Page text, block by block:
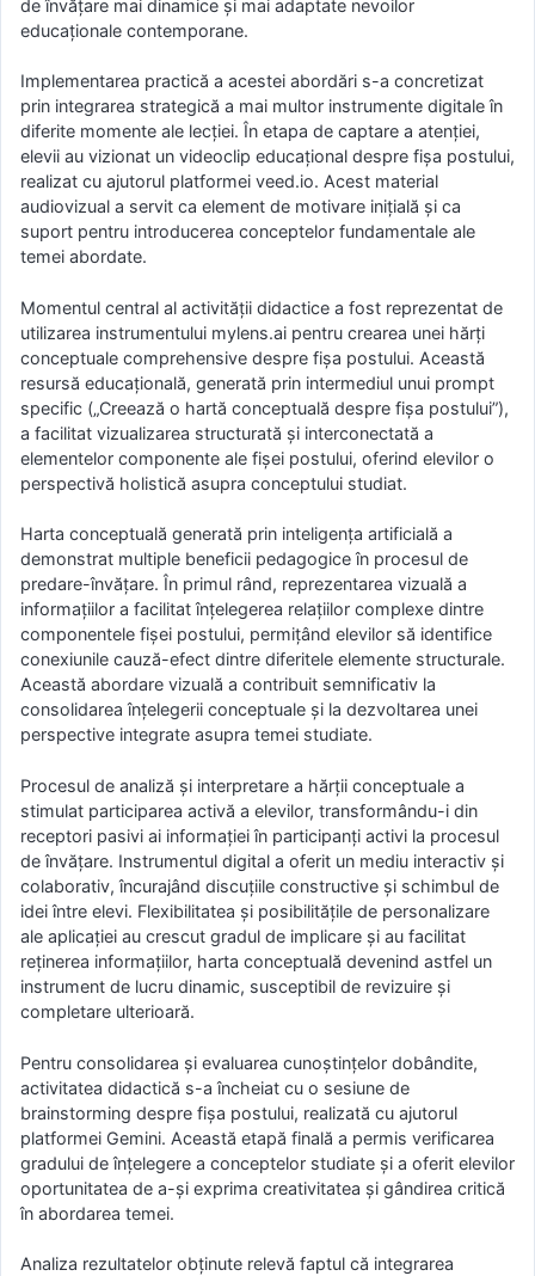
de învățare mai dinamice și mai adaptate nevoilor
educaționale contemporane.
Implementarea practică a acestei abordări s-a concretizat
prin integrarea strategică a mai multor instrumente digitale în
diferite momente ale lecției. În etapa de captare a atenției,
elevii au vizionat un videoclip educațional despre fișa postului,
realizat cu ajutorul platformei veed.io. Acest material
audiovizual a servit ca element de motivare inițială și ca
suport pentru introducerea conceptelor fundamentale ale
temei abordate.
Momentul central al activității didactice a fost reprezentat de
utilizarea instrumentului mylens.ai pentru crearea unei hărți
conceptuale comprehensive despre fișa postului. Această
resursă educațională, generată prin intermediul unui prompt
specific („Creează o hartă conceptuală despre fișa postului”),
a facilitat vizualizarea structurată și interconectată a
elementelor componente ale fișei postului, oferind elevilor o
perspectivă holistică asupra conceptului studiat.
Harta conceptuală generată prin inteligența artificială a
demonstrat multiple beneficii pedagogice în procesul de
predare-învățare. În primul rând, reprezentarea vizuală a
informațiilor a facilitat înțelegerea relațiilor complexe dintre
componentele fișei postului, permițând elevilor să identifice
conexiunile cauză-efect dintre diferitele elemente structurale.
Această abordare vizuală a contribuit semnificativ la
consolidarea înțelegerii conceptuale și la dezvoltarea unei
perspective integrate asupra temei studiate.
Procesul de analiză și interpretare a hărții conceptuale a
stimulat participarea activă a elevilor, transformându-i din
receptori pasivi ai informației în participanți activi la procesul
de învățare. Instrumentul digital a oferit un mediu interactiv și
colaborativ, încurajând discuțiile constructive și schimbul de
idei între elevi. Flexibilitatea și posibilitățile de personalizare
ale aplicației au crescut gradul de implicare și au facilitat
reținerea informațiilor, harta conceptuală devenind astfel un
instrument de lucru dinamic, susceptibil de revizuire și
completare ulterioară.
Pentru consolidarea și evaluarea cunoștințelor dobândite,
activitatea didactică s-a încheiat cu o sesiune de
brainstorming despre fișa postului, realizată cu ajutorul
platformei Gemini. Această etapă finală a permis verificarea
gradului de înțelegere a conceptelor studiate și a oferit elevilor
oportunitatea de a-și exprima creativitatea și gândirea critică
în abordarea temei.
Analiza rezultatelor obținute relevă faptul că integrarea